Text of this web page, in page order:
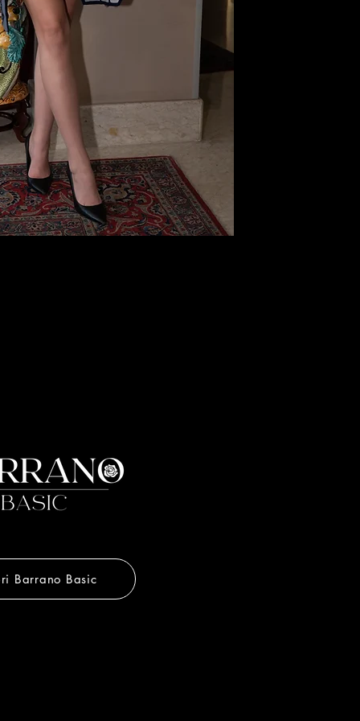
Barrano Basic